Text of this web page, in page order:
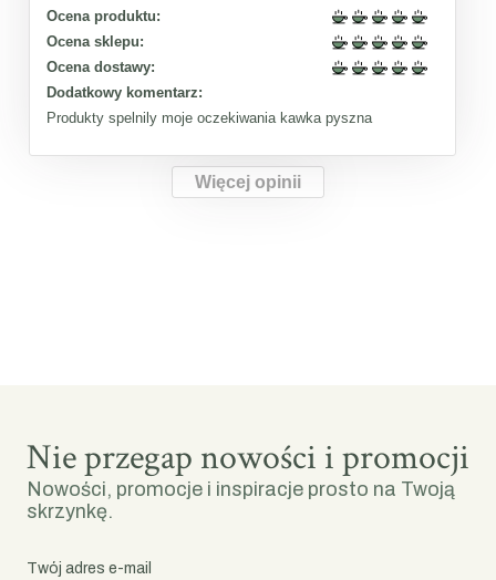
Ocena produktu:
Ocena sklepu:
Ocena dostawy:
Dodatkowy komentarz:
Produkty spelnily moje oczekiwania kawka pyszna
Więcej opinii
Nie przegap nowości i promocji
Nowości, promocje i inspiracje prosto na Twoją
skrzynkę.
Twój adres e-mail